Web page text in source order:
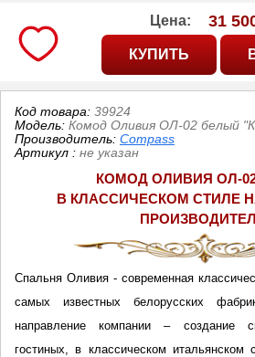
Цена: 31
Код товара: 39924
Модель: Комод Оливия ОЛ-02 белый
Производитель: Compass
Артикул : не указан
КОМОД ОЛИВИЯ ОЛ-
В КЛАССИЧЕСКОМ СТИЛЕ
Спальня Оливия - современная
самых известных белорусских
направление компании – создание
гостиных, в классическом итальянском